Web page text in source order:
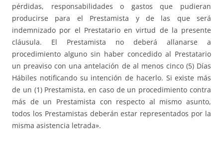
pérdidas, responsabilidades o gastos que pudieran
producirse para el Prestamista y de las que será
indemnizado por el Prestatario en virtud de la presente
cláusula. El Prestamista no deberá allanarse a
procedimiento alguno sin haber concedido al Prestatario
un preaviso con una antelación de al menos cinco (5) Días
Hábiles notificando su intención de hacerlo. Si existe más
de un (1) Prestamista, en caso de un procedimiento contra
más de un Prestamista con respecto al mismo asunto,
todos los Prestamistas deberán estar representados por la
misma asistencia letrada».